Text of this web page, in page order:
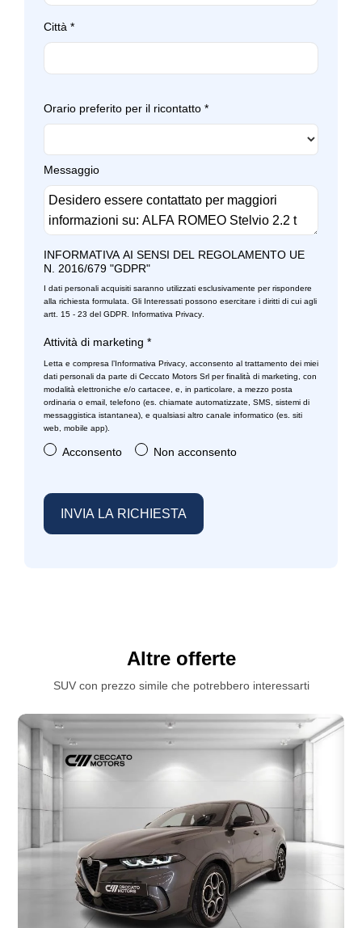
Sedili regolabili elettricamente
Sensori di pioggia
Sistema di apertura keyless
Sistema di assistenza al mantenimento della corsia
Sistema di navigazione + touchscreen
Sistema di ricarica wireless per smartphone
Sistema di riconoscimento stanchezza guidatore
Start & stop
Telecamera posteriore
Vetri oscurati
Volante riscaldato
Città *
Orario preferito per il ricontatto *
Messaggio
INFORMATIVA AI SENSI DEL REGOLAMENTO UE
N. 2016/679 "GDPR"
I dati personali acquisiti saranno utilizzati esclusivamente per rispondere
alla richiesta formulata. Gli Interessati possono esercitare i diritti di cui agli
artt. 15 - 23 del GDPR.
Informativa Privacy.
Attività di marketing *
Letta e compresa l’ Informativa Privacy, acconsento al trattamento dei miei
dati personali da parte di Ceccato Motors Srl per finalità di marketing, con
modalità elettroniche e/o cartacee, e, in particolare, a mezzo posta
ordinaria o email, telefono (es. chiamate automatizzate, SMS, sistemi di
messaggistica istantanea), e qualsiasi altro canale informatico (es. siti
web, mobile app).
Acconsento Non acconsento
Altre offerte
SUV con prezzo simile che potrebbero interessarti